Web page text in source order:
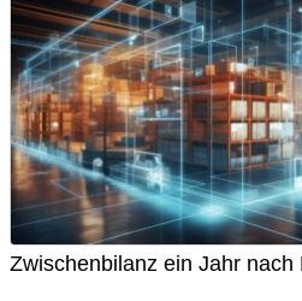
Zwischenbilanz ein Jahr nach